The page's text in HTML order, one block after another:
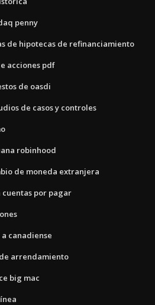
penny
de hipotecas de refinanciamiento
acciones pdf
de oasdi
de casos y controles
robinhood
de moneda extranjera
por pagar
canadiense
arrendamiento
big mac